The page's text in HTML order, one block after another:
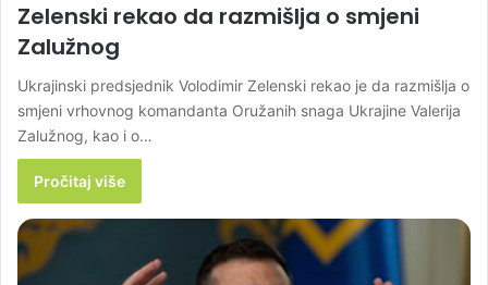
Zelenski rekao da razmišlja o smjeni
Zalužnog
Ukrajinski predsjednik Volodimir Zelenski rekao je da razmišlja o
smjeni vrhovnog komandanta Oružanih snaga Ukrajine Valerija
Zalužnog, kao i o…
Pročitaj više